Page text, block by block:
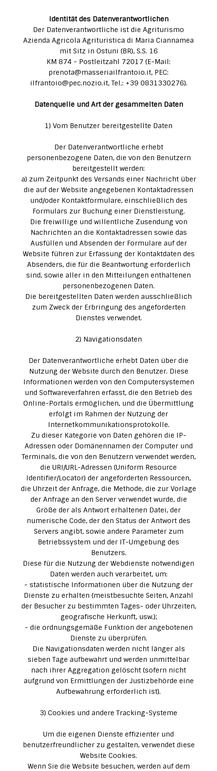
Identität des Datenverantwortlichen
Der Datenverantwortliche ist die Agriturismo
Azienda Agricola Agrituristica di Maria Ciannamea
mit Sitz in Ostuni (BR), S.S. 16
KM 874 - Postleitzahl 72017 (E-Mail:
prenota@masseriailfrantoio.it, PEC:
ilfrantoio@pec.nozio.it, Tel.: +39 0831330276).
Datenquelle und Art der gesammelten Daten
1) Vom Benutzer bereitgestellte Daten
Der Datenverantwortliche erhebt
personenbezogene Daten, die von den Benutzern
bereitgestellt werden:
a) zum Zeitpunkt des Versands einer Nachricht über
die auf der Website angegebenen Kontaktadressen
und/oder Kontaktformulare, einschließlich des
Formulars zur Buchung einer Dienstleistung.
Die freiwillige und willentliche Zusendung von
Nachrichten an die Kontaktadressen sowie das
Ausfüllen und Absenden der Formulare auf der
Website führen zur Erfassung der Kontaktdaten des
Absenders, die für die Beantwortung erforderlich
sind, sowie aller in den Mitteilungen enthaltenen
personenbezogenen Daten.
Die bereitgestellten Daten werden ausschließlich
zum Zweck der Erbringung des angeforderten
Dienstes verwendet.
2) Navigationsdaten
Der Datenverantwortliche erhebt Daten über die
Nutzung der Website durch den Benutzer. Diese
Informationen werden von den Computersystemen
und Softwareverfahren erfasst, die den Betrieb des
Online-Portals ermöglichen, und die Übermittlung
erfolgt im Rahmen der Nutzung der
Internetkommunikationsprotokolle.
Zu dieser Kategorie von Daten gehören die IP-
Adressen oder Domänennamen der Computer und
Terminals, die von den Benutzern verwendet werden,
die URI/URL-Adressen (Uniform Resource
Identifier/Locator) der angeforderten Ressourcen,
die Uhrzeit der Anfrage, die Methode, die zur Vorlage
der Anfrage an den Server verwendet wurde, die
Größe der als Antwort erhaltenen Datei, der
numerische Code, der den Status der Antwort des
Servers angibt, sowie andere Parameter zum
Betriebssystem und der IT-Umgebung des
Benutzers.
Diese für die Nutzung der Webdienste notwendigen
Daten werden auch verarbeitet, um:
- statistische Informationen über die Nutzung der
Dienste zu erhalten (meistbesuchte Seiten, Anzahl
der Besucher zu bestimmten Tages- oder Uhrzeiten,
geografische Herkunft, usw.);
- die ordnungsgemäße Funktion der angebotenen
Dienste zu überprüfen.
Die Navigationsdaten werden nicht länger als
sieben Tage aufbewahrt und werden unmittelbar
nach ihrer Aggregation gelöscht (sofern nicht
aufgrund von Ermittlungen der Justizbehörde eine
Aufbewahrung erforderlich ist).
3) Cookies und andere Tracking-Systeme
Um die eigenen Dienste effizienter und
benutzerfreundlicher zu gestalten, verwendet diese
Website Cookies.
Wenn Sie die Website besuchen, werden auf dem